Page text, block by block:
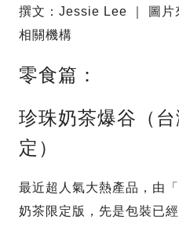
撰文：Jessie Lee ｜ 圖片
相關機構
零食篇：
珍珠奶茶爆谷（
定）
最近超人氣大熱產品，由
奶茶限定版，先是包裝已